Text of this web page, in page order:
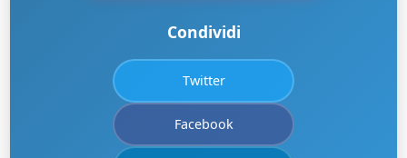
Condividi
Twitter
Facebook